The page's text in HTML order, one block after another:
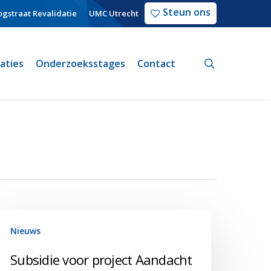
Revalidatie UMC Utrecht Steun ons
Onderzoeksstages Contact
Nieuws
Subsidie voor project Aandacht